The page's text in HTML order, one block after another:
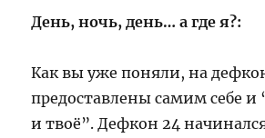
День, ночь, день… а где я?:
Как вы уже поняли, на
предоставлены самим себе и
и твоё”. Дефкон 24